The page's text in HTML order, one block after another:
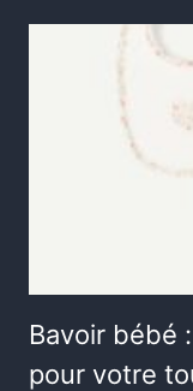
Bavoir bébé
pour votre